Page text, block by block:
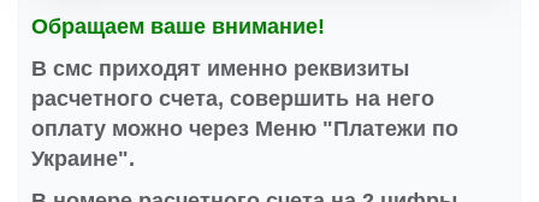
Обращаем ваше внимание!
В смс приходят именно реквизиты
расчетного счета, совершить на него
оплату можно через Меню "Платежи по
Украине".